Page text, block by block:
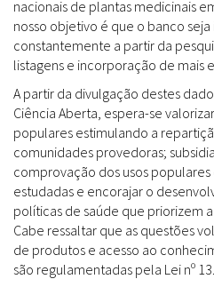
nacionais de plantas medicinais
nosso objetivo é que o banco
constantemente a partir da
listagens e incorporação de mais
A partir da divulgação destes
Ciência Aberta, espera-se
populares estimulando a
comunidades provedoras;
comprovação dos usos
estudadas e encorajar o
políticas de saúde que priorizem
Cabe ressaltar que as questões
de produtos e acesso ao
são regulamentadas pela Lei nº